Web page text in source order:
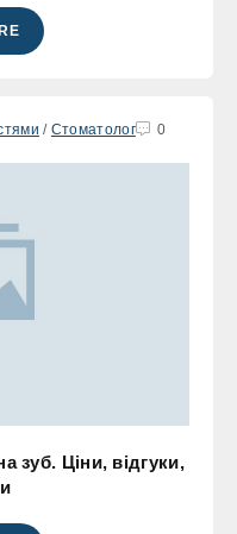
/ Стоматолог 0
зуб. Ціни, відгуки,